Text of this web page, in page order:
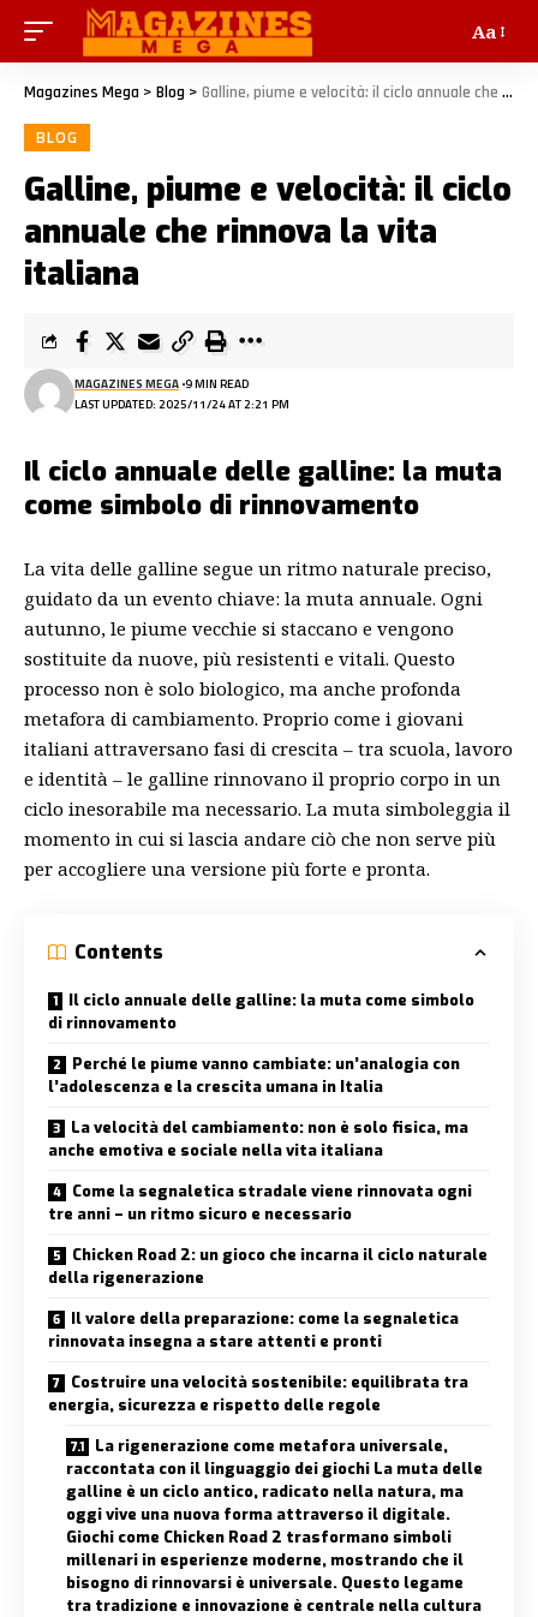
Aa
Magazines Mega > Blog > Galline, piume e velocità: il ciclo annuale che rinnova la vita italiana
BLOG
Galline, piume e velocità: il ciclo
annuale che rinnova la vita
italiana
LAST UPDATED: 2025/11/24 AT 2:21 PM
MAGAZINES MEGA 9 MIN READ
Il ciclo annuale delle galline: la muta
come simbolo di rinnovamento
La vita delle galline segue un ritmo naturale preciso,
guidato da un evento chiave: la muta annuale. Ogni
autunno, le piume vecchie si staccano e vengono
sostituite da nuove, più resistenti e vitali. Questo
processo non è solo biologico, ma anche profonda
metafora di cambiamento. Proprio come i giovani
italiani attraversano fasi di crescita – tra scuola, lavoro
e identità – le galline rinnovano il proprio corpo in un
ciclo inesorabile ma necessario. La muta simboleggia il
momento in cui si lascia andare ciò che non serve più
per accogliere una versione più forte e pronta.
Contents
Il ciclo annuale delle galline: la muta come simbolo
di rinnovamento
Perché le piume vanno cambiate: un’analogia con
l’adolescenza e la crescita umana in Italia
La velocità del cambiamento: non è solo fisica, ma
anche emotiva e sociale nella vita italiana
Come la segnaletica stradale viene rinnovata ogni
tre anni – un ritmo sicuro e necessario
Chicken Road 2: un gioco che incarna il ciclo naturale
della rigenerazione
Il valore della preparazione: come la segnaletica
rinnovata insegna a stare attenti e pronti
Costruire una velocità sostenibile: equilibrata tra
energia, sicurezza e rispetto delle regole
La rigenerazione come metafora universale,
raccontata con il linguaggio dei giochi La muta delle
galline è un ciclo antico, radicato nella natura, ma
oggi vive una nuova forma attraverso il digitale.
Giochi come Chicken Road 2 trasformano simboli
millenari in esperienze moderne, mostrando che il
bisogno di rinnovarsi è universale. Questo legame
tra tradizione e innovazione è centrale nella cultura